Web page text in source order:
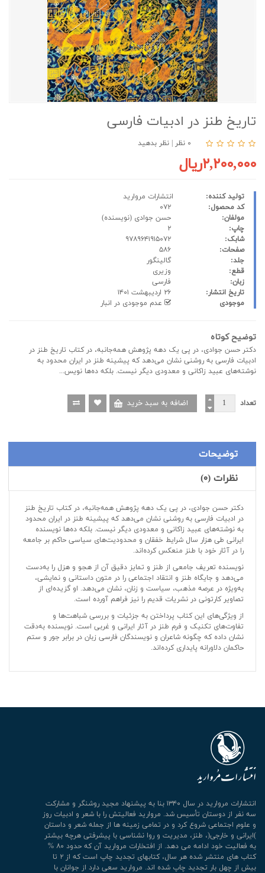
تاریخ طنز در ادبیات فارسی
۰ نظر نظر بدهید
۲,۲۰۰,۰۰۰ریال
تولید کننده:
انتشارات مروارید
کد محصول:
مولفان:
حسن جوادی (نویسنده)
چاپ:
شابک:
صفحات:
جلد:
گالینگور
قطع:
وزیری
زبان:
فارسی
تاریخ انتشار:
موجودی
عدم موجودی در انبار
توضیح کوتاه
دکتر حسن جوادی، در پی یک دهه پژوهش همه‌جانبه، در کتاب تاریخ طنز در
ادبیات فارسی به روشنی نشان می‌دهد که پیشینه طنز در ایران محدود به
نوشته‌های عبید زاکانی و معدودی دیگر نیست. بلکه ده‌ها نویس...
تعداد
توضیحات
نظرات (۰)
دکتر حسن جوادی، در پی یک دهه پژوهش همه‌جانبه، در کتاب تاریخ طنز
در ادبیات فارسی به روشنی نشان می‌دهد که پیشینه طنز در ایران محدود
به نوشته‌های عبید زاکانی و معدودی دیگر نیست. بلکه ده‌ها نویسنده
ایرانی طی هزار سال شرایط خفقان و محدودیت‌های سیاسی حاکم بر جامعه
را در آثار خود با طنز منعکس کرده‌اند.
نویسنده تعریف جامعی از طنز و تمایز دقیق آن از هجو و هزل را به‌دست
می‌دهد و جایگاه طنز و انتقاد اجتماعی را در متون داستانی و نمایشی،
به‌ویژه در عرصه مذهب، سیاست و زنان، نشان می‌دهد. او گزیده‌ای از
تصاویر کارتونی در نشریات قدیم را نیز فراهم آورده است.
از ویژگی‌های این کتاب پرداختن به جزئیات و بررسی شباهت‌ها و
تفاوت‌های تکنیک و فرم طنز در آثار ایرانی و غربی است. نویسنده به‌دقت
نشان داده که چگونه شاعران و نویسندگان فارسی زبان در برابر جور و ستم
حاکمان دلاورانه پایداری کرده‌اند.
انتشارات مروارید در سال ۱۳۴۰ بنا به پیشنهاد مجید روشنگر و مشارکت
سه نفر از دوستان تأسیس شد. مروارید فعالیتش را با شعر و ادبیات روز
و علوم اجتماعی شروع کرد و در تمامی زمینه ها از جمله شعر و داستان
)ایرانی و خارجی(، طنز، مدیریت و روا نشناسی با پیشرفتی هرچه بیشتر
به فعالیت خود ادامه می دهد. از افتخارات مروارید آن که حدود ۸۰ %
کتاب های منتشر شده هر سال، کتابهای تجدید چاپ است که از ۲ تا
بیش از چهل بار تجدید چاپ شده اند. مروارید سعی دارد از جوانان با